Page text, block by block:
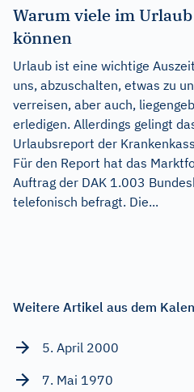
Warum viele im
können
Urlaub ist eine wichtige
uns, abzuschalten, etwas zu
verreisen, aber auch,
erledigen. Allerdings gelingt
Urlaubsreport der
Für den Report hat das
Auftrag der DAK 1.003
telefonisch befragt. Die...
Weitere Artikel aus dem
5. April 2000
7. Mai 1970